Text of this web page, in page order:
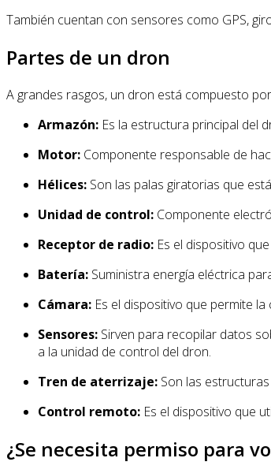
También cuentan con sensores como GPS,
Partes de un dron
A grandes rasgos, un dron está compuesto
Armazón: Es la estructura principal del
Motor: Componente responsable de
Hélices: Son las palas giratorias que
Unidad de control: Componente
Receptor de radio: Es el dispositivo
Batería: Suministra energía eléctrica
Cámara: Es el dispositivo que permite
Sensores: Sirven para recopilar datos
a la unidad de control del dron.
Tren de aterrizaje: Son las
Control remoto: Es el dispositivo que
¿Se necesita permiso para